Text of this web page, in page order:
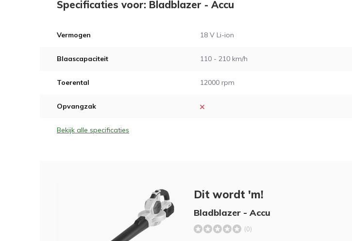
Specificaties voor: Bladblazer - Accu
Vermogen 18 V Li-ion
Blaascapaciteit 110 - 210 km/h
Toerental 12000 rpm
Opvangzak
Bekijk alle specificaties
Dit wordt 'm!
Bladblazer - Accu
(0)